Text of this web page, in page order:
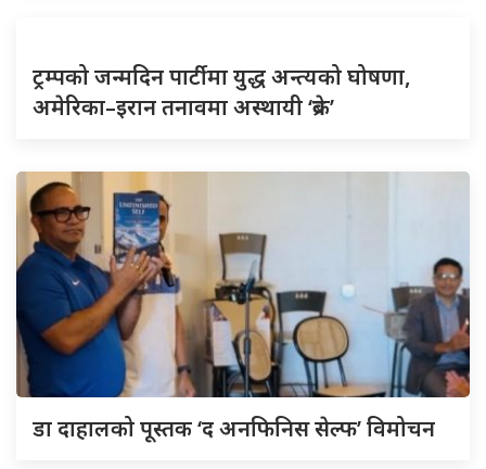
ट्रम्पको जन्मदिन पार्टीमा युद्ध अन्त्यको घोषणा,
अमेरिका–इरान तनावमा अस्थायी ‘ब्रेक’
डा दाहालको पूस्तक ‘द अनफिनिस सेल्फ’ विमोचन